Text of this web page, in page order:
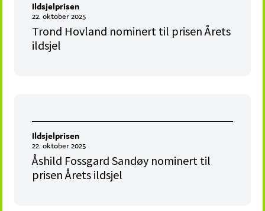
Ildsjelprisen
22. oktober 2025
Trond Hovland nominert til prisen Årets
ildsjel
Ildsjelprisen
22. oktober 2025
Åshild Fossgard Sandøy nominert til
prisen Årets ildsjel